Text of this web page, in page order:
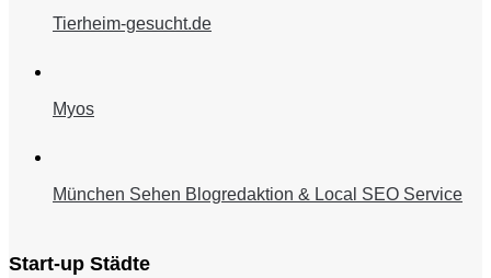
Tierheim-gesucht.de
Myos
München Sehen Blogredaktion & Local SEO Service
Start-up Städte